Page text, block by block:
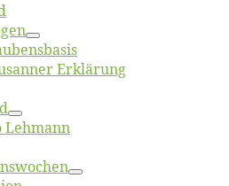
Erklärung
Lehmann